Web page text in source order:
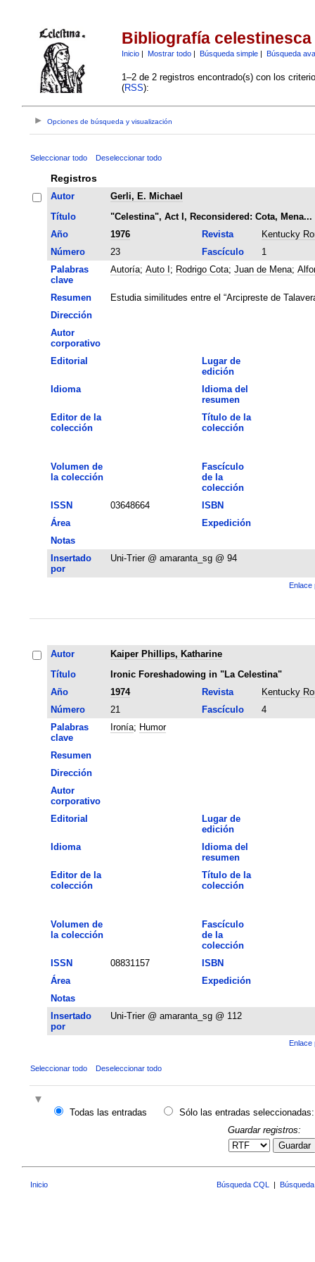
Bibliografía celestinesca
Inicio| Mostrar todo| Búsqueda simple| Búsqueda
1–2 de 2 registros encontrado(s) con los
(RSS):
Opciones de búsqueda y visualización
Seleccionar todo Deseleccionar todo
Registros
Autor
Gerli, E. Michael
Título
"Celestina", Act I, Reconsidered: Cota,
Año
1976 Revista
Kentucky
Número
23 Fascículo
1
Palabras
clave
Autoría; Auto I ; Rodrigo Cota; Juan de Mena;
Resumen
Estudia similitudes entre el “Arcipreste de
Dirección
Autor
corporativo
Editorial
Lugar de
edición
Idioma
Idioma del
resumen
Editor de la
colección
Título de la
colección
Volumen de
la colección
Fascículo
de la
colección
ISSN
03648664
ISBN
Área
Expedición
Notas
Insertado
por
Uni-Trier @ amaranta_sg @ 94
Enlace
Autor
Kaiper Phillips, Katharine
Título
Ironic Foreshadowing in "La Celestina"
Año
1974 Revista
Kentucky
Número
21 Fascículo
4
Palabras
clave
Ironía; Humor
Resumen
Dirección
Autor
corporativo
Editorial
Lugar de
edición
Idioma
Idioma del
resumen
Editor de la
colección
Título de la
colección
Volumen de
la colección
Fascículo
de la
colección
ISSN
08831157
ISBN
Área
Expedición
Notas
Insertado
por
Uni-Trier @ amaranta_sg @ 112
Enlace
Seleccionar todo Deseleccionar todo
Todas las entradas
Sólo las entradas seleccionadas:
Guardar registros:
Guardar
Inicio Búsqueda CQL